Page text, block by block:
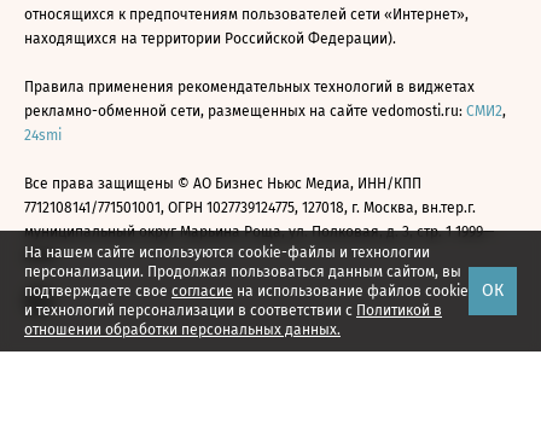
На нашем сайте используются cookie-файлы и технологии
персонализации. Продолжая пользоваться данным сайтом, вы
подтверждаете свое согласие на использование файлов cookie
и технологий персонализации в соответствии с Политикой в
отношении обработки персональных данных.
ОК
относящихся к предпочтениям пользователей сети «Интернет»,
находящихся на территории Российской Федерации).
Правила применения рекомендательных технологий в виджетах
рекламно-обменной сети, размещенных на сайте vedomosti.ru: СМИ2,
24smi
Все права защищены © АО Бизнес Ньюс Медиа, ИНН/КПП
7712108141/771501001, ОГРН 1027739124775, 127018, г. Москва, вн.тер.г.
муниципальный округ Марьина Роща, ул. Полковая, д. 3, стр. 1 1999—
2026